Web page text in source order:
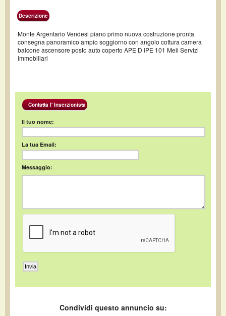
Descrizione
Monte Argentario Vendesi piano primo nuova costruzione pronta
consegna panoramico ampio soggiorno con angolo cottura camera
balcone ascensore posto auto coperto APE D IPE 101 Meii Servizi
Immobiliari
Contatta l' Inserzionista
Il tuo nome:
La tua Email:
Messaggio:
Condividi questo annuncio su: